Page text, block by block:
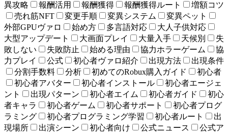
異攻略
報酬活用 報酬獲得 報酬獲得ルート
増額コツ
売れ筋NFT
変更手順 変異システム
変異ペット
外部GPUヴァロ
始め方 多言語対応
大人子供対応
大型アップデート
大画面プレイ 大量入手 天候別
失
敗しない
失敗防止 始める理由 協力ホラーゲーム
協
力プレイ
公式 初心者ヴァロ紹介 出現方法
出現条件
分割手数料
分析 初めてのRobux購入ガイド
初心者
初心者アバター
初心者インストール
初心者エージェ
ント
出現パターン 初心者エイム 初心者ガイド
初心
者キャラ
初心者ゲーム 初心者サポート
初心者プログ
ラミング
初心者プログラミング学習 初心者ルート
出
現場所
出演シーン 初心者向け 公式ニュース
公式ア